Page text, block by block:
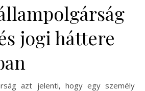
jogi háttere
azt jelenti, hogy egy személy